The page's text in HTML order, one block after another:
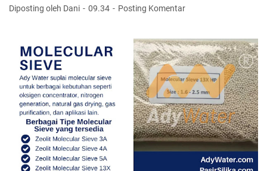
Diposting oleh Dani 09.34 Posting Komentar